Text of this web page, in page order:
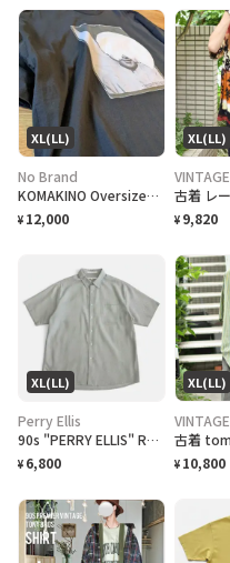
XL(LL)
No Brand
KOMAKINO Oversized T-Shirt
¥ 12,000
XL(LL)
VINTAGE
¥ 9,820
XL(LL)
Perry Ellis
90s "PERRY ELLIS" Rayon/Polyester S/S Check Shirt ペリーエリス レーヨン ポリチェックシャツ [XL]
¥ 6,800
XL(LL)
VINTAGE
¥ 10,800